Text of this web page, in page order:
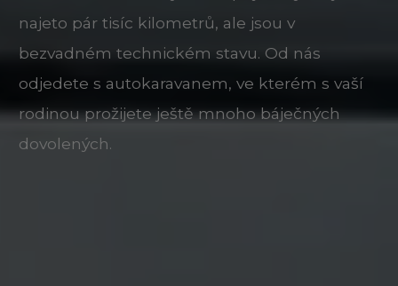
najeto pár tisíc kilometrů, ale jsou v
bezvadném technickém stavu. Od nás
odjedete s autokaravanem, ve kterém s vaší
rodinou prožijete ještě mnoho báječných
dovolených.